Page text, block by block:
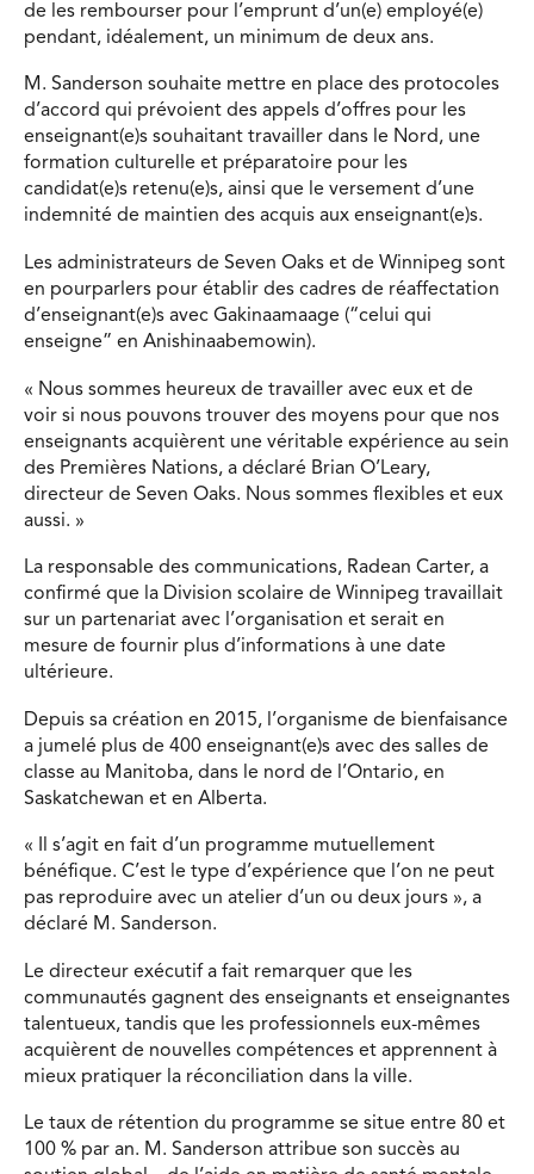
de les rembourser pour l’emprunt d’un(e) employé(e)
pendant, idéalement, un minimum de deux ans.
M. Sanderson souhaite mettre en place des protocoles
d’accord qui prévoient des appels d’offres pour les
enseignant(e)s souhaitant travailler dans le Nord, une
formation culturelle et préparatoire pour les
candidat(e)s retenu(e)s, ainsi que le versement d’une
indemnité de maintien des acquis aux enseignant(e)s.
Les administrateurs de Seven Oaks et de Winnipeg sont
en pourparlers pour établir des cadres de réaffectation
d’enseignant(e)s avec Gakinaamaage (“celui qui
enseigne” en Anishinaabemowin).
« Nous sommes heureux de travailler avec eux et de
voir si nous pouvons trouver des moyens pour que nos
enseignants acquièrent une véritable expérience au sein
des Premières Nations, a déclaré Brian O’Leary,
directeur de Seven Oaks. Nous sommes flexibles et eux
aussi. »
La responsable des communications, Radean Carter, a
confirmé que la Division scolaire de Winnipeg travaillait
sur un partenariat avec l’organisation et serait en
mesure de fournir plus d’informations à une date
ultérieure.
Depuis sa création en 2015, l’organisme de bienfaisance
a jumelé plus de 400 enseignant(e)s avec des salles de
classe au Manitoba, dans le nord de l’Ontario, en
Saskatchewan et en Alberta.
« Il s’agit en fait d’un programme mutuellement
bénéfique. C’est le type d’expérience que l’on ne peut
pas reproduire avec un atelier d’un ou deux jours », a
déclaré M. Sanderson.
Le directeur exécutif a fait remarquer que les
communautés gagnent des enseignants et enseignantes
talentueux, tandis que les professionnels eux-mêmes
acquièrent de nouvelles compétences et apprennent à
mieux pratiquer la réconciliation dans la ville.
Le taux de rétention du programme se situe entre 80 et
100 % par an. M. Sanderson attribue son succès au